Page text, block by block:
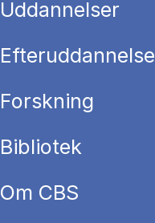
Uddannelser
Efteruddannelse
Forskning
Bibliotek
Om CBS